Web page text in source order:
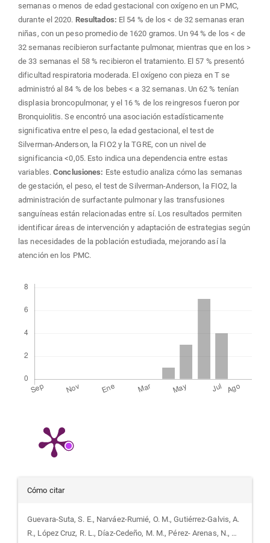
semanas o menos de edad gestacional con oxígeno en un PMC,
durante el 2020. Resultados: El 54 % de los < de 32 semanas eran
niñas, con un peso promedio de 1620 gramos. Un 94 % de los < de
32 semanas recibieron surfactante pulmonar, mientras que en los >
de 33 semanas el 58 % recibieron el tratamiento. El 57 % presentó
dificultad respiratoria moderada. El oxígeno con pieza en T se
administró al 84 % de los bebes < a 32 semanas. Un 62 % tenían
displasia broncopulmonar, y el 16 % de los reingresos fueron por
Bronquiolitis. Se encontró una asociación estadísticamente
significativa entre el peso, la edad gestacional, el test de
Silverman-Anderson, la FIO2 y la TGRE, con un nivel de
significancia <0,05. Esto indica una dependencia entre estas
variables.Conclusiones: Este estudio analiza cómo las semanas
de gestación, el peso, el test de Silverman-Anderson, la FIO2, la
administración de surfactante pulmonar y las transfusiones
sanguíneas están relacionadas entre sí. Los resultados permiten
identificar áreas de intervención y adaptación de estrategias según
las necesidades de la población estudiada, mejorando así la
atención en los PMC.
Detalles
del
Cómo citar
Guevara-Suta, S. E., Narváez-Rumié, O. M., Gutiérrez-Galvis, A.
R., López Cruz, R. L., Díaz-Cedeño, M. M., Pérez- Arenas, N., …